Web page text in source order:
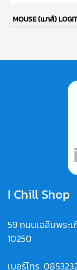
I Chill Shop
59 ถนนเฉลิมพระ
10250
เบอร์โทร